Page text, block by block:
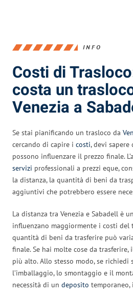
INFO
Costi di
costa un
Venezia a
Se stai pianificando un trasloco da
cercando di capire i costi, devi
possono influenzare il prezzo finale.
servizi professionali a prezzi eque,
la distanza, la quantità di beni da
aggiuntivi che potrebbero essere
La distanza tra Venezia e Sabadell è
influenzano maggiormente i costi del
quantità di beni da trasferire può
finale. Se hai molte cose da
più alto. Allo stesso modo, se richiedi
l’imballaggio, lo smontaggio e il
necessità di un deposito temporaneo,